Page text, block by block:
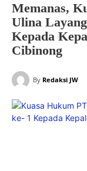
Memanas,
Ulina
Kepada
Cibinong
By Redaksi JW